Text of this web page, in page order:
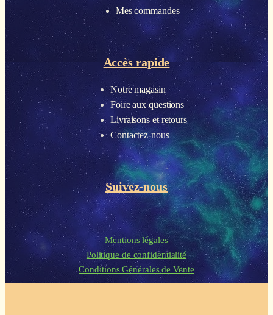
Mes commandes
Accès rapide
Notre magasin
Foire aux questions
Livraisons et retours
Contactez-nous
Suivez-nous
Mentions légales
Politique de confidentialité
Conditions Générales de Vente